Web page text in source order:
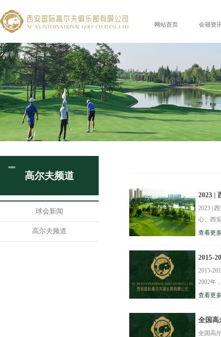
网站首页 会籍资
高尔夫频道
球会新闻
高尔夫频道
2023 |
2023 |
心、西
查看更
2015-
2015-
2002年
查看更
全国高
全国高